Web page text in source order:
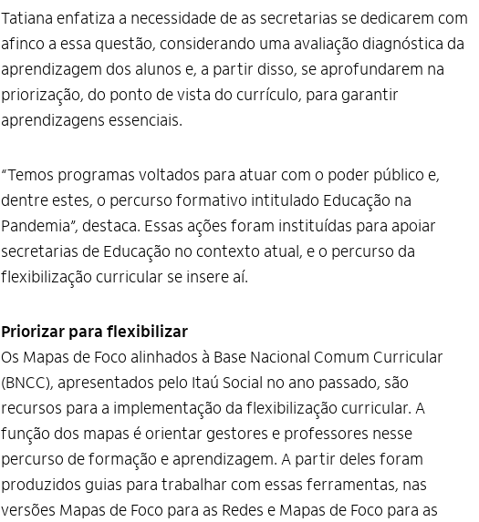
Tatiana enfatiza a necessidade de as secretarias se dedicarem com
afinco a essa questão, considerando uma avaliação diagnóstica da
aprendizagem dos alunos e, a partir disso, se aprofundarem na
priorização, do ponto de vista do currículo, para garantir
aprendizagens essenciais.
“Temos programas voltados para atuar com o poder público e,
dentre estes, o percurso formativo intitulado Educação na
Pandemia”, destaca. Essas ações foram instituídas para apoiar
secretarias de Educação no contexto atual, e o percurso da
flexibilização curricular se insere aí.
Priorizar para flexibilizar
Os Mapas de Foco alinhados à Base Nacional Comum Curricular
(BNCC), apresentados pelo Itaú Social no ano passado, são
recursos para a implementação da flexibilização curricular. A
função dos mapas é orientar gestores e professores nesse
percurso de formação e aprendizagem. A partir deles foram
produzidos guias para trabalhar com essas ferramentas, nas
versões Mapas de Foco para as Redes e Mapas de Foco para as